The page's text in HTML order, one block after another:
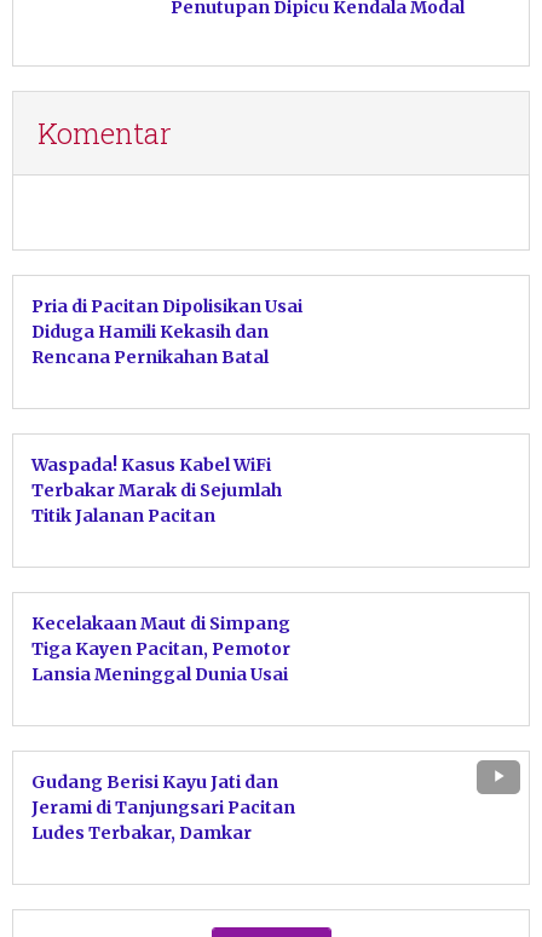
Penutupan Dipicu Kendala Modal
Komentar
Pria di Pacitan Dipolisikan Usai
Diduga Hamili Kekasih dan
Rencana Pernikahan Batal
Waspada! Kasus Kabel WiFi
Terbakar Marak di Sejumlah
Titik Jalanan Pacitan
Kecelakaan Maut di Simpang
Tiga Kayen Pacitan, Pemotor
Lansia Meninggal Dunia Usai
Gudang Berisi Kayu Jati dan
Jerami di Tanjungsari Pacitan
Ludes Terbakar, Damkar